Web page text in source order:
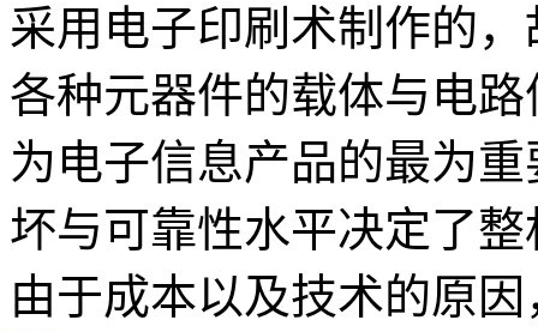
采用电子印刷术制作的
各种元器件的载体与电
为电子信息产品的最为
坏与可靠性水平决定了
由于成本以及技术的原因